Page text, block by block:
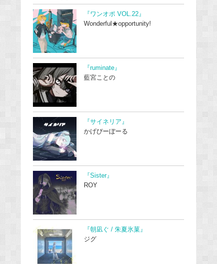
『ワンオポ VOL.22』
Wonderful★opportunity!
『ruminate』
藍宮ことの
『サイネリア』
かげぴーぼーる
『Sister』
ROY
『朝凪ぐ / 朱夏氷菓』
ジグ